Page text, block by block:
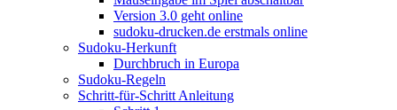
Version 3.0 geht online
sudoku-drucken.de erstmals online
Sudoku-Herkunft
Durchbruch in Europa
Sudoku-Regeln
Schritt-für-Schritt Anleitung